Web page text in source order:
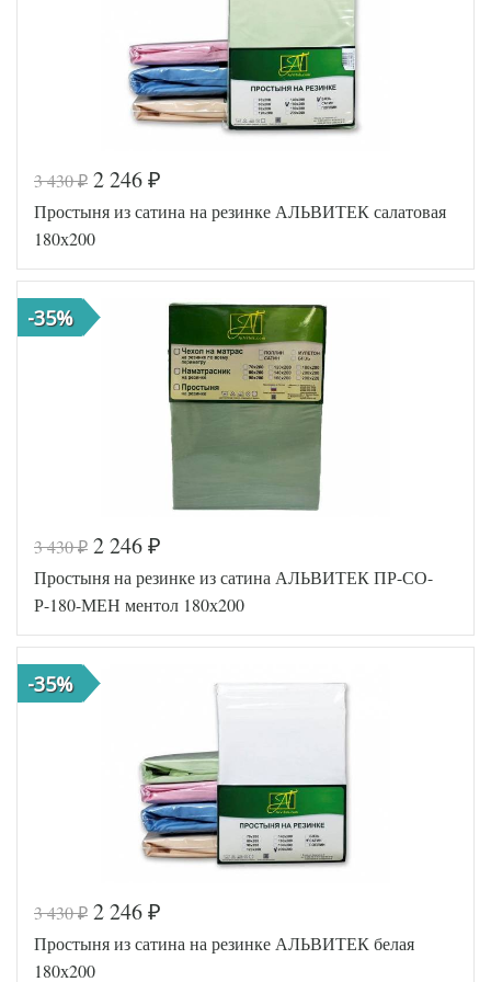
Код товара
516-601
Артикул
AL460704
Размер
простыни
180х200
резинке)
Производитель
(Россия)
Код товара
516-524
Артикул
AL460704
8010563
Размер
простыни
180х200
Производитель
3 430₽ 2 246 ₽
Простыня из сатина на резинке АЛЬВИТЕК салатовая
180х200
-35%
Код товара
549-266
Артикул
AL200092
3 430₽ 2 246 ₽
Простыня на резинке из сатина АЛЬВИТЕК ПР-СО-
Р-180-МЕН ментол 180х200
-35%
3 430₽ 2 246 ₽
Простыня из сатина на резинке АЛЬВИТЕК белая
180х200